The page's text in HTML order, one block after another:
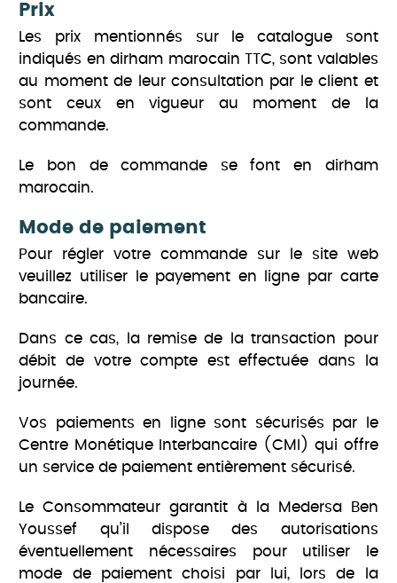
Prix
Les prix mentionnés sur le catalogue sont
indiqués en dirham marocain TTC, sont valables
au moment de leur consultation par le client et
sont ceux en vigueur au moment de la
commande.
Le bon de commande se font en dirham
marocain.
Mode de paiement
Pour régler votre commande sur le site web
veuillez utiliser le payement en ligne par carte
bancaire.
Dans ce cas, la remise de la transaction pour
débit de votre compte est effectuée dans la
journée.
Vos paiements en ligne sont sécurisés par le
Centre Monétique Interbancaire (CMI) qui offre
un service de paiement entièrement sécurisé.
Le Consommateur garantit à la Medersa Ben
Youssef qu’il dispose des autorisations
éventuellement nécessaires pour utiliser le
mode de paiement choisi par lui, lors de la